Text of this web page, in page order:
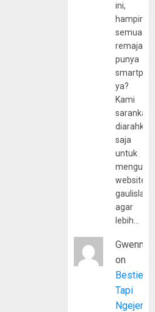
ini,
hampir
semua
remaja
punya
ya?
Kami
sarankan,
diarahkan
saja
untuk
website
agar
lebih…
Gwenny
on
Bestie
Tapi